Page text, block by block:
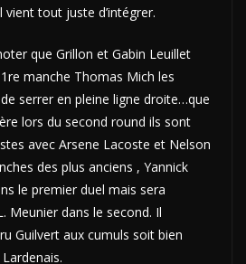
vient tout juste d’intégrer.
que Grillon et Gabin Leuillet
manche Thomas Mich les
serrer en pleine ligne droite…que
lors du second round ils sont
avec Arsene Lacoste et Nelson
des plus anciens , Yannick
le premier duel mais sera
Meunier dans le second. Il
Guilvert aux cumuls soit bien